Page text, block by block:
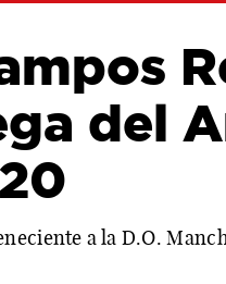
del
a la D.O.